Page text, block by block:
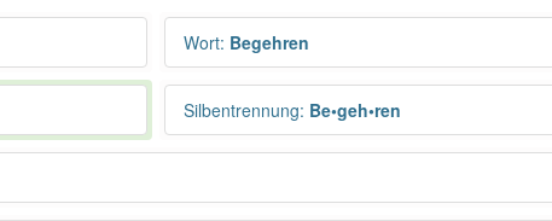
Wort: Begehren
Silbentrennung: Be•geh•ren